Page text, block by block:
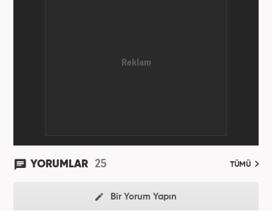
YORUMLAR 25 TÜMÜ
Bir Yorum Yapın